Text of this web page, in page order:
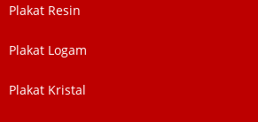
Plakat Resin
Plakat Logam
Plakat Kristal
WIJAYA PRODUCTION